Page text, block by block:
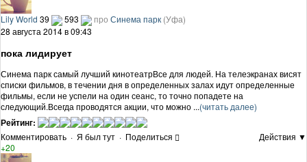
Lily World 39 593 про Синема парк (Уфа)
28 августа 2014 в 09:43
пока лидирует
Синема парк самый лучший кинотеатрВсе для людей. На телеэкранах висят
списки фильмов, в течении дня в определенных залах идут определенные
фильмы, если не успели на один сеанс, то точно попадете на
следующий.Всегда проводятся акции, что можно ...(читать далее)
Рейтинг:
Комментировать · Я был тут · Поделиться
Действия ▼
+20